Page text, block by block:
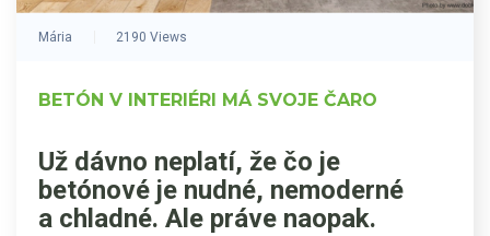
Mária 2190 Views
BETÓN V INTERIÉRI MÁ SVOJE ČARO
Už dávno neplatí, že čo je
betónové je nudné, nemoderné
a chladné. Ale práve naopak.